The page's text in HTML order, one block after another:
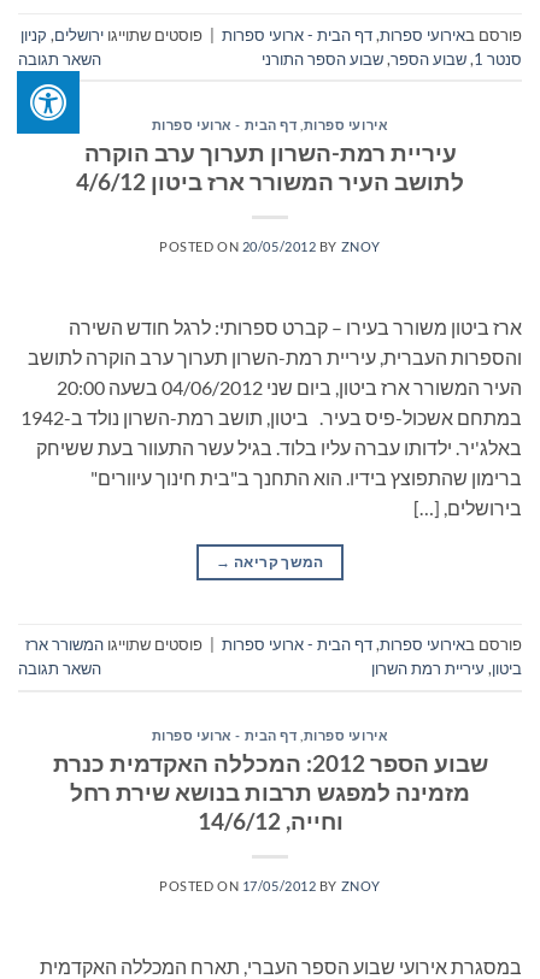
פורסם באירועי ספרות,דף הבית - ארועי ספרות פוסטים שתוייגו ירושלים, קניון
סנטר 1
,שבוע הספר,שבוע הספר התורני השאר תגובה
אירועי ספרות דף הבית - ארועי ספרות
עיריית רמת-השרון תערוך ערב הוקרה
לתושב העיר המשורר ארז ביטון 4/6/12
POSTED ON 20/05/2012 BY ZNOY
ארז ביטון משורר בעירו – קברט ספרותי: לרגל חודש השירה
והספרות העברית, עיריית רמת-השרון תערוך ערב הוקרה לתושב
העיר המשורר ארז ביטון, ביום שני 04/06/2012 בשעה 20:00
במתחם אשכול-פיס בעיר. ביטון, תושב רמת-השרון נולד ב-1942
באלג'יר. ילדותו עברה עליו בלוד. בגיל עשר התעוור בעת ששיחק
ברימון שהתפוצץ בידיו. הוא התחנך ב"בית חינוך עיוורים"
בירושלים, […]
המשך קריאה →
פורסם באירועי ספרות,דף הבית - ארועי ספרות פוסטים שתוייגו המשורר ארז
ביטון, עיריית רמת השרון השאר תגובה
אירועי ספרות דף הבית - ארועי ספרות
שבוע הספר 2012: המכללה האקדמית כנרת
מזמינה למפגש תרבות בנושא שירת רחל
וחייה, 14/6/12
POSTED ON 17/05/2012 BY ZNOY
במסגרת אירועי שבוע הספר העברי, תארח המכללה האקדמית